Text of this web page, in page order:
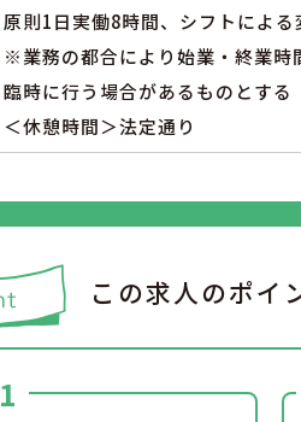
原則1日実働8時間、シフトによる
※業務の都合により始業・終業時
臨時に行う場合があるものとする
＜休憩時間＞法定通り
この求人のポイ
1